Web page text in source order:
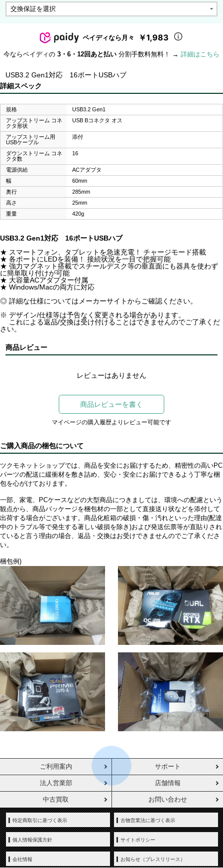
ペイディなら月々 ￥1,983
今ならペイディの 3・6・12回あと払い 分割手数料無料！ → 詳細はこちら
USB3.2 Gen1対応 16ポートUSBハブ
詳細スペック
規格
USB3.2 Gen1
アップストリーム コネ
クタ形状
USB Bコネクタ オス
アップストリーム用
USBケーブル
添付
ダウンストリーム コネ
クタ数
16
電源供給
ACアダプタ
幅
60mm
奥行
285mm
高さ
25mm
重量
420g
USB3.2 Gen1対応 16ポートUSBハブ
★ スマートフォン、タブレットを急速充電！ チャージモード搭載
★ 各ポートにLEDを装備！ 接続状況を一目で把握可能
★ 強力マグネット搭載でスチールデスク等の垂直面にも器具を使わず
に簡単取り付けが可能
★ 大容量ACアダプター付属
★ Windows/Macの両方に対応
◎ 詳細な仕様についてはメーカーサイトからご確認ください。
※ デザイン/仕様等は予告なく変更される場合があります。
これによる返品/交換は受け付けることはできませんのでご了承くだ
さい。
商品レビュー
レビューはありません
商品レビューを書く
マイページの購入履歴よりレビュー可能です
ご購入商品の梱包について
ツクモネットショップでは、商品を安全にお届けするため、精密性の高いPC
パーツの配送に緩衝材を敷き詰め、安心・安全にお届けできるよう丁寧な梱
包を心がけております。
一部、家電、PCケースなどの大型商品につきましては、環境への配慮という
観点から、商品パッケージを梱包材の一部として直接送り状などを添付して
出荷する場合がございます。商品化粧箱の破損・傷・汚れといった理由(配達
中のトラブル等で発生する著しい破損を除き)および発送伝票等が直貼りされ
ていると言う理由の場合、返品・交換はお受けできませんのでご了承くださ
い。
梱包例)
ご利用案内 サポート
法人営業部 店舗情報
中古買取 お問い合わせ
特定商取引に基づく表示 古物営業法に基づく表示
個人情報保護方針 サイトポリシー
会社情報 お知らせ（プレスリリース）